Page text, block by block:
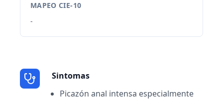
MAPEO CIE-10
-
Sintomas
Picazón anal intensa especialmente